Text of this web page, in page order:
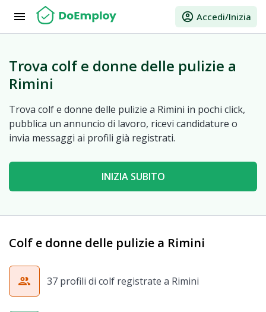
menu account_circle Accedi/Inizia
Trova colf e donne delle pulizie a
Rimini
Trova colf e donne delle pulizie a Rimini in pochi click,
pubblica un annuncio di lavoro, ricevi candidature o
invia messaggi ai profili già registrati.
INIZIA SUBITO
Colf e donne delle pulizie a Rimini
group 37 profili di colf registrate a Rimini